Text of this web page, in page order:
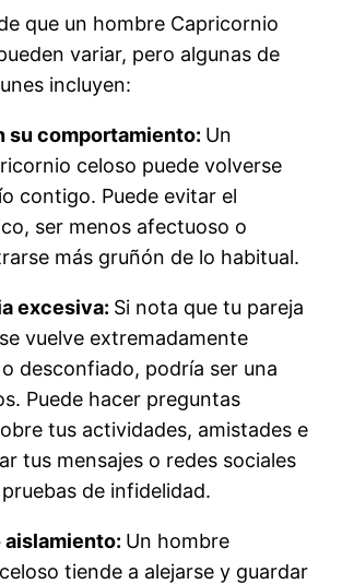
que un hombre Capricornio
variar, pero algunas de
incluyen:
su comportamiento: Un
celoso puede volverse
contigo. Puede evitar el
ser menos afectuoso o
más gruñón de lo habitual.
excesiva: Si nota que tu pareja
vuelve extremadamente
desconfiado, podría ser una
Puede hacer preguntas
tus actividades, amistades e
tus mensajes o redes sociales
de infidelidad.
aislamiento: Un hombre
tiende a alejarse y guardar